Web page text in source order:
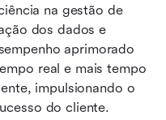
na gestão de
dos dados e
aprimorado
real e mais tempo
impulsionando o
do cliente.